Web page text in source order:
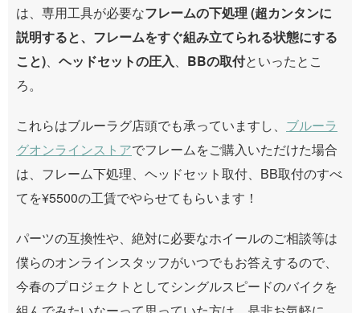
は、専用工具が必要なフレームの下処理 (超カンタンに
説明すると、フレームをすぐ組み立てられる状態にする
こと)、 ヘッドセットの圧入、 BBの取付といったとこ
ろ。
これらはブルーラグ店頭でも承っていますし、 ブルーラ
グオンラインストアでフレームをご購入いただけた場合
は、フレーム下処理、ヘッドセット取付、BB取付のすべ
てを¥5500の工賃でやらせてもらいます！
パーツの互換性や、絶対に必要なホイールのご相談等は
僕らのオンラインスタッフがいつでもお答えするので、
今春のプロジェクトとしてシングルスピードのバイクを